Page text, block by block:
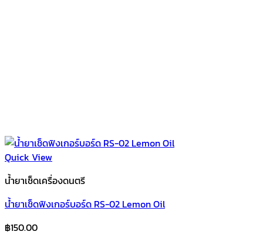
Quick View
น้ำยาเช็ดเครื่องดนตรี
น้ำยาเช็ดฟิงเกอร์บอร์ด RS-02 Lemon Oil
฿150.00